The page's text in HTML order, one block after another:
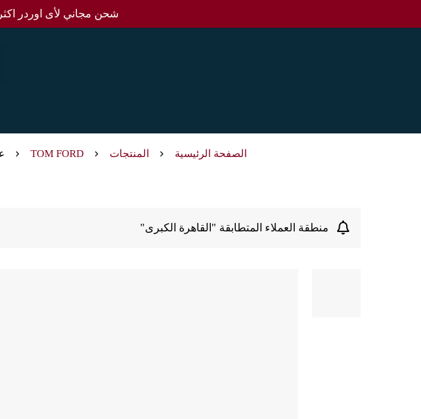
شحن مجاني لأى اوردر اكثر من 700جنية من جميلة ستور - لا
الصفحة الرئيسية المنتجات TOM FORD
منطقة العملاء المتطابقة "القاهرة الكبرى"